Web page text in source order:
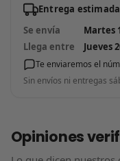
Entrega estimada
Se envía
Martes
Llega entre
Jueves
Te enviaremos el
Sin envíos ni entregas
Opiniones